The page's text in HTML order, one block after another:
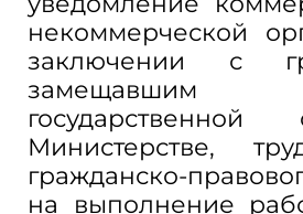
некоммерческой
заключении с
замещавшим
Министерстве,
гражданско-
на выполнение